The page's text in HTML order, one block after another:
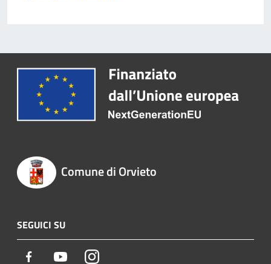
Comune di Orvieto
SEGUICI SU
Facebook YoutubeInstagram